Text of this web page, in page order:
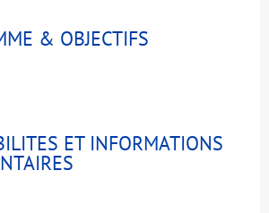
& OBJECTIFS
ET INFORMATIONS